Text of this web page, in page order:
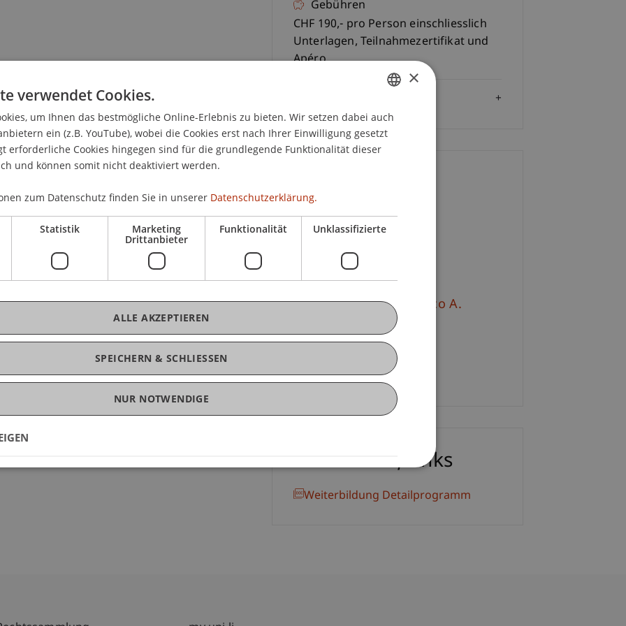
im Augenblick - ebenso wie das
Hinsichtlich der Gesetzgebung bietet das
Die Änderungstendenzen finden nicht nur
vor allem im Bereich der Rechtsprechung statt.
und österreichischen
österreichische Judikatur zurückgegriffen
der Darstellung neuer österreichischer
Gebühren
CHF 190,- pro Person einschliesslich
Unterlagen, Teilnahmezertifikat und
Apéro
PaulinaBracher MSc
E-Mail
Univ.-Prof. Dr. Francesco A.
+423 265 11 76
Downloads/Links
Weiterbildung Detailprogramm
GERMAN
ENGLISH
×
verwendet Cookies.
um Ihnen das bestmögliche Online-Erlebnis zu bieten. Wir setzen dabei auch
ein (z.B. YouTube), wobei die Cookies erst nach Ihrer Einwilligung gesetzt
erforderliche Cookies hingegen sind für die grundlegende Funktionalität dieser
und können somit nicht deaktiviert werden.
zum Datenschutz finden Sie in unserer Datenschutzerklärung.
Statistik Marketing
Drittanbieter
Funktionalität Unklassifizierte
SPEICHERN & SCHLIESSEN
ALLE AKZEPTIEREN
NUR NOTWENDIGE